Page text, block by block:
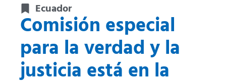
Ecuador
Comisión especial
para la verdad y la
justicia está en la